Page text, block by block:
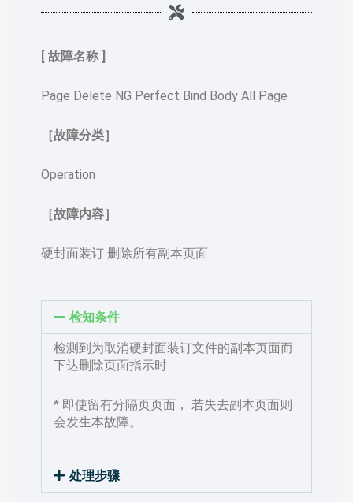
[ 故障名称 ]
Page Delete NG Perfect Bind Body All Page
［故障分类］
Operation
［故障内容］
硬封面装订 删除所有副本页面
检知条件
检测到为取消硬封面装订文件的副本页面而
下达删除页面指示时
* 即使留有分隔页页面， 若失去副本页面则
会发生本故障。
处理步骤